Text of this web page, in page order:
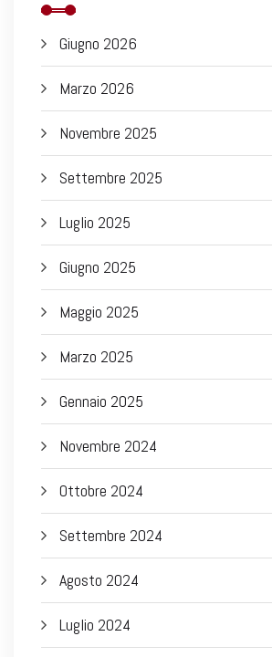
Giugno 2026
Marzo 2026
Novembre 2025
Settembre 2025
Luglio 2025
Giugno 2025
Maggio 2025
Marzo 2025
Gennaio 2025
Novembre 2024
Ottobre 2024
Settembre 2024
Agosto 2024
Luglio 2024